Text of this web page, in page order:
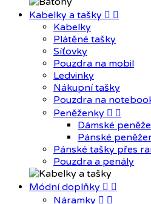
Kabelky a tašky  
Kabelky
Plátěné tašky
Síťovky
Pouzdra na mobil
Ledvinky
Nákupní tašky
Pouzdra na
Peněženky  
Dámské
Pánské
Pánské tašky přes
Pouzdra a penály
Módní doplňky  
Náramky  